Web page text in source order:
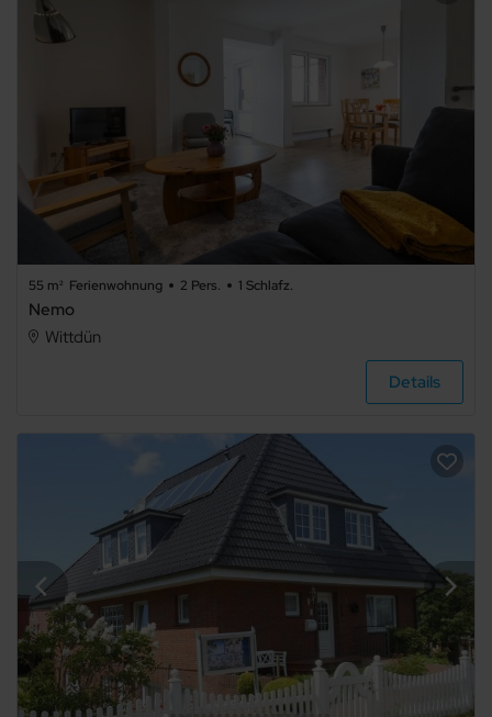
55 m² Ferienwohnung 2 Pers. 1 Schlafz.
Nemo
Wittdün
Details